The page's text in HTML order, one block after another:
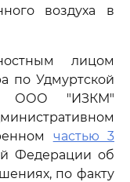
воздуха в
лицом
по Удмуртской
ООО "ИЗКМ"
частью 3
Федерации об
по факту